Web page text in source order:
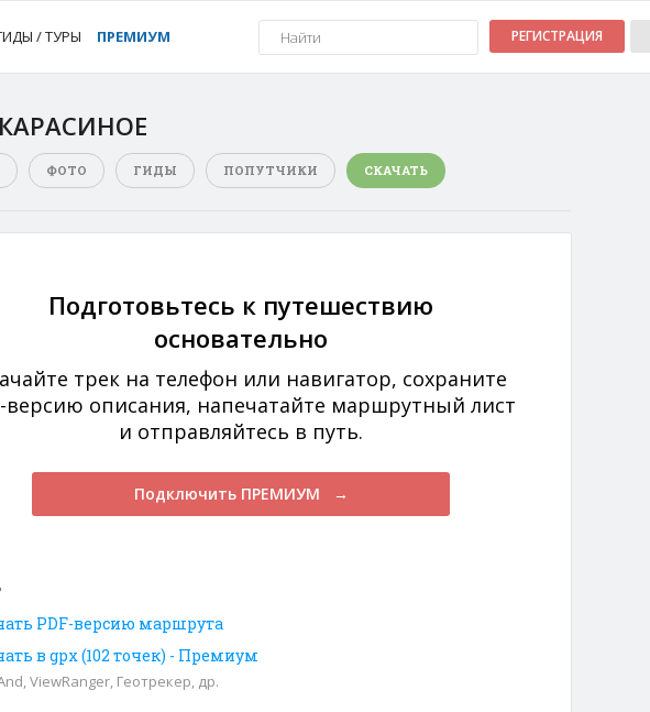
/ ТУРЫ ПРЕМИУМ РЕГИСТРАЦИЯ
ФОТО ГИДЫ ПОПУТЧИКИ СКАЧАТЬ
Подготовьтесь к путешествию
основательно
трек на телефон или навигатор, сохраните
версию описания, напечатайте маршрутный лист
и отправляйтесь в путь.
Подключить ПРЕМИУМ →
PDF-версию маршрута
в gpx (102 точек) - Премиум
ViewRanger, Геотрекер, др.